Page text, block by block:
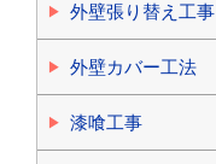
外壁張り替え工事
外壁カバー工法
漆喰工事